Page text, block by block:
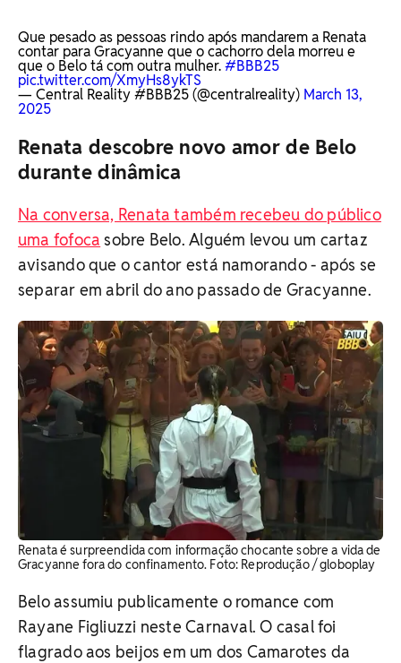
Que pesado as pessoas rindo após mandarem a Renata
contar para Gracyanne que o cachorro dela morreu e
que o Belo tá com outra mulher.#BBB25
pic.twitter.com/XmyHs8ykTS
— Central Reality #BBB25 (@centralreality) March 13,
2025
Renata descobre novo amor de Belo
durante dinâmica
Na conversa, Renata também recebeu do público
uma fofoca sobre Belo. Alguém levou um cartaz
avisando que o cantor está namorando - após se
separar em abril do ano passado de Gracyanne.
Renata é surpreendida com informação chocante sobre a vida de
Gracyanne fora do confinamento. ​Foto: Reprodução / globoplay
Belo assumiu publicamente o romance com
Rayane Figliuzzi neste Carnaval. O casal foi
flagrado aos beijos em um dos Camarotes da